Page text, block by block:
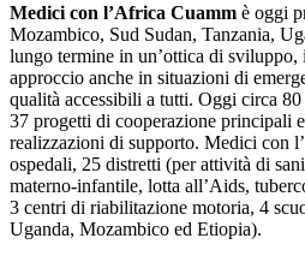
Medici con l’Africa Cuamm è oggi
Mozambico, Sud Sudan, Tanzania,
lungo termine in un’ottica di sviluppo,
approccio anche in situazioni di
qualità accessibili a tutti. Oggi circa
37 progetti di cooperazione principali
realizzazioni di supporto. Medici con
ospedali, 25 distretti (per attività di
materno-infantile, lotta all’Aids,
3 centri di riabilitazione motoria, 4
Uganda, Mozambico ed Etiopia).